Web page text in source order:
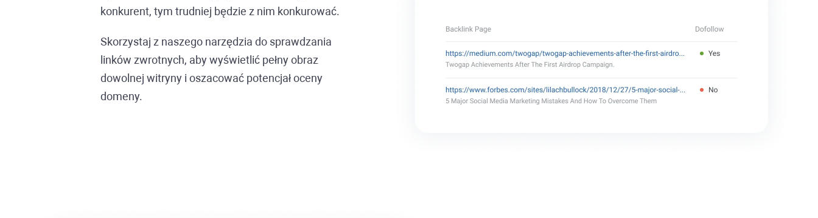
konkurent, tym trudniej będzie z nim konkurować.
Skorzystaj z naszego narzędzia do sprawdzania
linków zwrotnych, aby wyświetlić pełny obraz
dowolnej witryny i oszacować potencjał oceny
domeny.